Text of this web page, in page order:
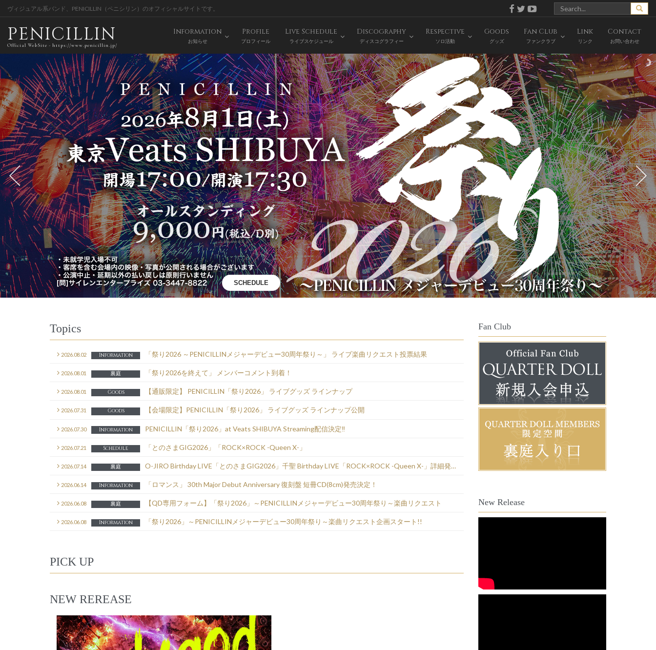
ヴィジュアル系バンド、PENICILLIN（ペニシリン）のオフィシャルサイトです。
PENICILLIN
Official WebSite - https://www.penicillin.jp/
Information
お知らせ
Profile
プロフィール
Live Schedule
ライブスケジュール
Discography
ディスコグラフィー
Respective
ソロ活動
Goods
グッズ
Fan Club
ファンクラブ
Link
リンク
Contact
お問い合わせ
SCHEDULE
Topics
2026.08.02 Information 「祭り2026 ～PENICILLINメジャーデビュー30周年祭り～」 ライブ楽曲リクエスト投票結果
2026.08.01 裏庭 「祭り2026を終えて」 メンバーコメント到着！
2026.08.01 Goods 【通販限定】 PENICILLIN「祭り2026」 ライブグッズ ラインナップ
2026.07.31 Goods 【会場限定】PENICILLIN「祭り2026」 ライブグッズ ラインナップ公開
2026.07.30 Information PENICILLIN「祭り2026」at Veats SHIBUYA Streaming配信決定‼️
2026.07.21 Schedule 「とのさまGIG2026」「ROCK×ROCK -Queen X-」
2026.07.14 裏庭 O-JIRO Birthday LIVE「とのさまGIG2026」千聖 Birthday LIVE「ROCK×ROCK -Queen X-」詳細発表
2026.06.14 Information 「ロマンス」 30th Major Debut Anniversary 復刻盤 短冊CD(8cm)発売決定！
2026.06.08 裏庭 【QD専用フォーム】「祭り2026」～PENICILLINメジャーデビュー30周年祭り～楽曲リクエスト
2026.06.08 Information 「祭り2026」～PENICILLINメジャーデビュー30周年祭り～楽曲リクエスト企画スタート!!
PICK UP
NEW REREASE
Fan Club
New Release